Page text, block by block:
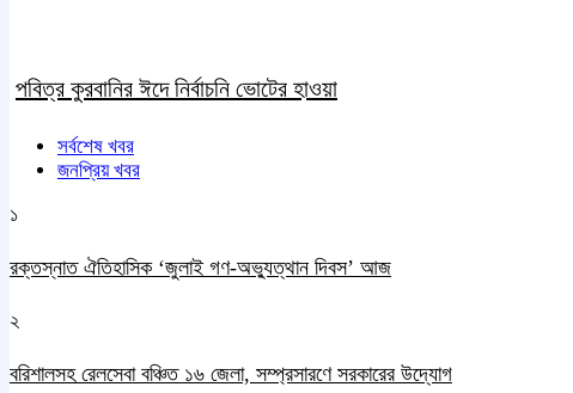
পবিত্র কুরবানির ঈদে নির্বাচনি ভোটের হাওয়া
সর্বশেষ খবর
জনপ্রিয় খবর
১
রক্তস্নাত ঐতিহাসিক ‌‘জুলাই গণ-অভ্যুত্থান দিবস’ আজ
২
বরিশালসহ রেলসেবা বঞ্চিত ১৬ জেলা, সম্প্রসারণে সরকারের উদ্যোগ